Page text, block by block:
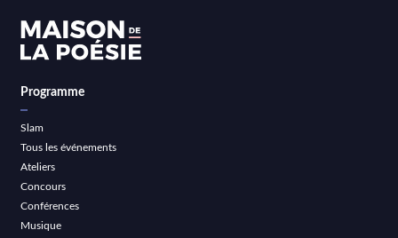
Programme
Slam
Tous les événements
Ateliers
Concours
Conférences
Musique